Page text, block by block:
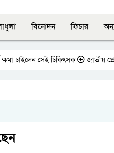
বিনোদন ফিচার
সেই চিকিৎসক জাতীয়